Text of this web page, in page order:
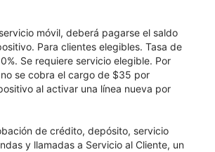
móvil, deberá pagarse el saldo
Para clientes elegibles. Tasa de
Se requiere servicio elegible. Por
se cobra el cargo de $35 por
al activar una línea nueva por
de crédito, depósito, servicio
y llamadas a Servicio al Cliente, un